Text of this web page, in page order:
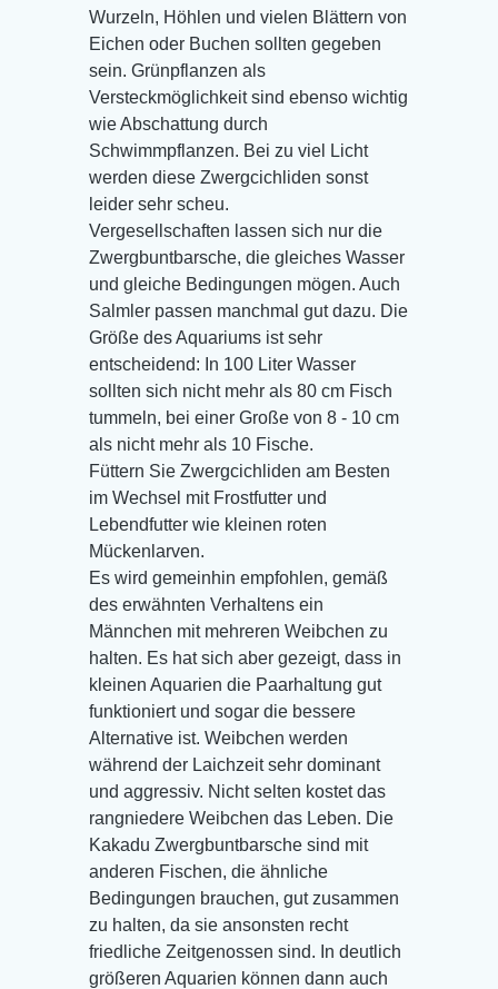
Wurzeln, Höhlen und vielen Blättern von
Eichen oder Buchen sollten gegeben
sein. Grünpflanzen als
Versteckmöglichkeit sind ebenso wichtig
wie Abschattung durch
Schwimmpflanzen. Bei zu viel Licht
werden diese Zwergcichliden sonst
leider sehr scheu.
Vergesellschaften lassen sich nur die
Zwergbuntbarsche, die gleiches Wasser
und gleiche Bedingungen mögen. Auch
Salmler passen manchmal gut dazu. Die
Größe des Aquariums ist sehr
entscheidend: In 100 Liter Wasser
sollten sich nicht mehr als 80 cm Fisch
tummeln, bei einer Große von 8 - 10 cm
als nicht mehr als 10 Fische.
Füttern Sie Zwergcichliden am Besten
im Wechsel mit Frostfutter und
Lebendfutter wie kleinen roten
Mückenlarven.
Es wird gemeinhin empfohlen, gemäß
des erwähnten Verhaltens ein
Männchen mit mehreren Weibchen zu
halten. Es hat sich aber gezeigt, dass in
kleinen Aquarien die Paarhaltung gut
funktioniert und sogar die bessere
Alternative ist. Weibchen werden
während der Laichzeit sehr dominant
und aggressiv. Nicht selten kostet das
rangniedere Weibchen das Leben. Die
Kakadu Zwergbuntbarsche sind mit
anderen Fischen, die ähnliche
Bedingungen brauchen, gut zusammen
zu halten, da sie ansonsten recht
friedliche Zeitgenossen sind. In deutlich
größeren Aquarien können dann auch